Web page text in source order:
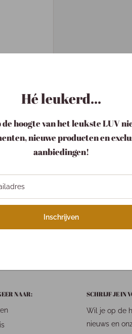
Hé leukerd...
hoogte van het leukste LUV
nieuwe producten en
aanbiedingen!
Inschrijven
Binnen
NAAR: SCHRIJF JE IN
Wil je op de
nieuws en